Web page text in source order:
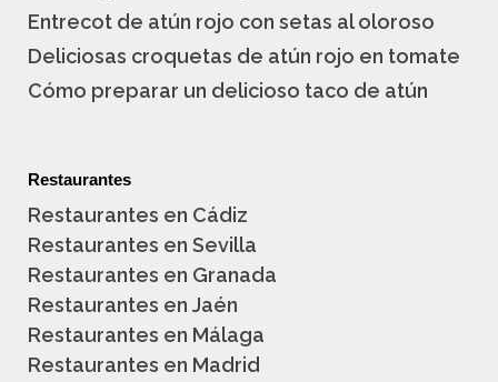
Entrecot de atún rojo con setas al oloroso
Deliciosas croquetas de atún rojo en tomate
Cómo preparar un delicioso taco de atún
Restaurantes
Restaurantes en Cádiz
Restaurantes en Sevilla
Restaurantes en Granada
Restaurantes en Jaén
Restaurantes en Málaga
Restaurantes en Madrid